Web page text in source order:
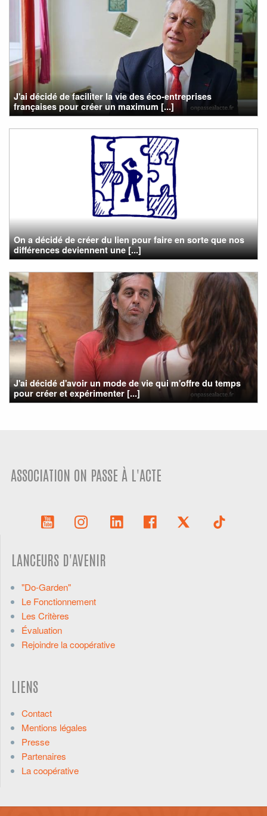
J'ai décidé de faciliter la vie des éco-entreprises
françaises pour créer un maximum [...]
On a décidé de créer du lien pour faire en sorte que nos
différences deviennent une [...]
J'ai décidé d'avoir un mode de vie qui m'offre du temps
pour créer et expérimenter [...]
ASSOCIATION ON PASSE À L'ACTE
LANCEURS D'AVENIR
"Do-Garden"
Le Fonctionnement
Les Critères
Évaluation
Rejoindre la coopérative
LIENS
Contact
Mentions légales
Presse
Partenaires
La coopérative